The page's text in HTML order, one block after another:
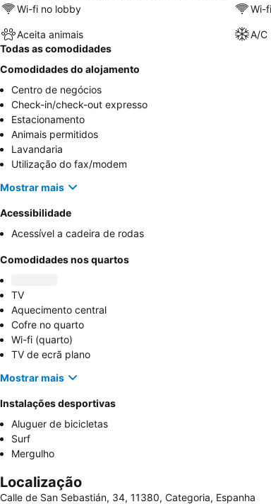
Wi-fi no lobby Wi-
Aceita animais A/C
Todas as comodidades
Comodidades do alojamento
Centro de negócios
Check-in/check-out expresso
Estacionamento
Animais permitidos
Lavandaria
Utilização do fax/modem
Mostrar mais
Acessibilidade
Acessível a cadeira de rodas
Comodidades nos quartos
TV
Aquecimento central
Cofre no quarto
Wi-fi (quarto)
TV de ecrã plano
Mostrar mais
Instalações desportivas
Aluguer de bicicletas
Surf
Mergulho
Localização
Calle de San Sebastián, 34, 11380, Categoria, Espanha